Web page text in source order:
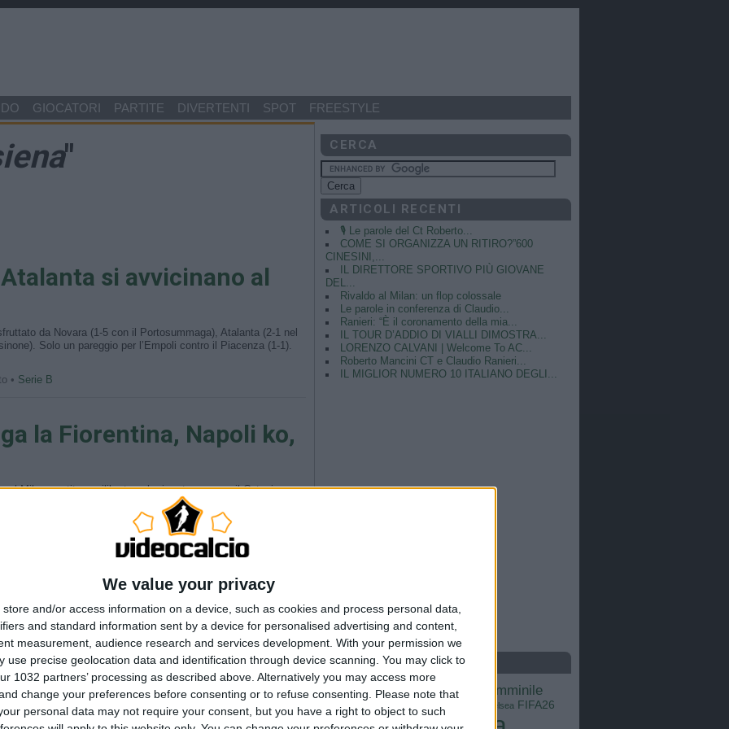
We value your privacy
store and/or access information on a device, such as cookies and process personal data,
and standard information sent by a device for personalised advertising and content,
measurement, audience research and services development. With your permission we
use precise geolocation data and identification through device scanning. You may click to
1032 partners’ processing as described above. Alternatively you may access more
change your preferences before consenting or to refuse consenting.
Please note that
personal data may not require your consent, but you have a right to object to such
GIOCATORI PARTITE DIVERTENTI SPOT FREESTYLE
"
si avvicinano al
da Novara (1-5 con il Portosummaga), Atalanta (2-1 nel
Solo un pareggio per l’Empoli contro il Piacenza (1-1).
• Serie B
la Fiorentina, Napoli ko,
Milan. partita equilibrata nel primo tempo con il Catania
arriva al 40′ con Kuzmanovic che su cross dalla destra di
più vivace con il Catania che pareggia al 15′ […]
•
campionato serie A
In una partita molto equilibrata vince la Sampdoria che
al 44′ che sfrutta un’incertezza di Rossettini. Grande
Cassano, poi il passare dei minuti gli uomini di Beretta
• Serie A
--- Pubblicità ---
CERCA
ARTICOLI RECENTI
🎙️ Le parole del Ct Roberto...
COME SI ORGANIZZA UN RITIRO?”600
CINESINI,...
IL DIRETTORE SPORTIVO PIÙ GIOVANE
DEL...
Rivaldo al Milan: un flop colossale
Le parole in conferenza di Claudio...
Ranieri: “È il coronamento della mia...
IL TOUR D’ADDIO DI VIALLI DIMOSTRA...
LORENZO CALVANI | Welcome To AC...
Roberto Mancini CT e Claudio Ranieri...
IL MIGLIOR NUMERO 10 ITALIANO DEGLI...
TAGS
Argentina Barcellona Brasile calcio femminile
Champions Champions League Chelsea FIFA26